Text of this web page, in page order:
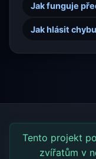
Jak funguje
Jak hlásit
Tento projekt
zvířatům v